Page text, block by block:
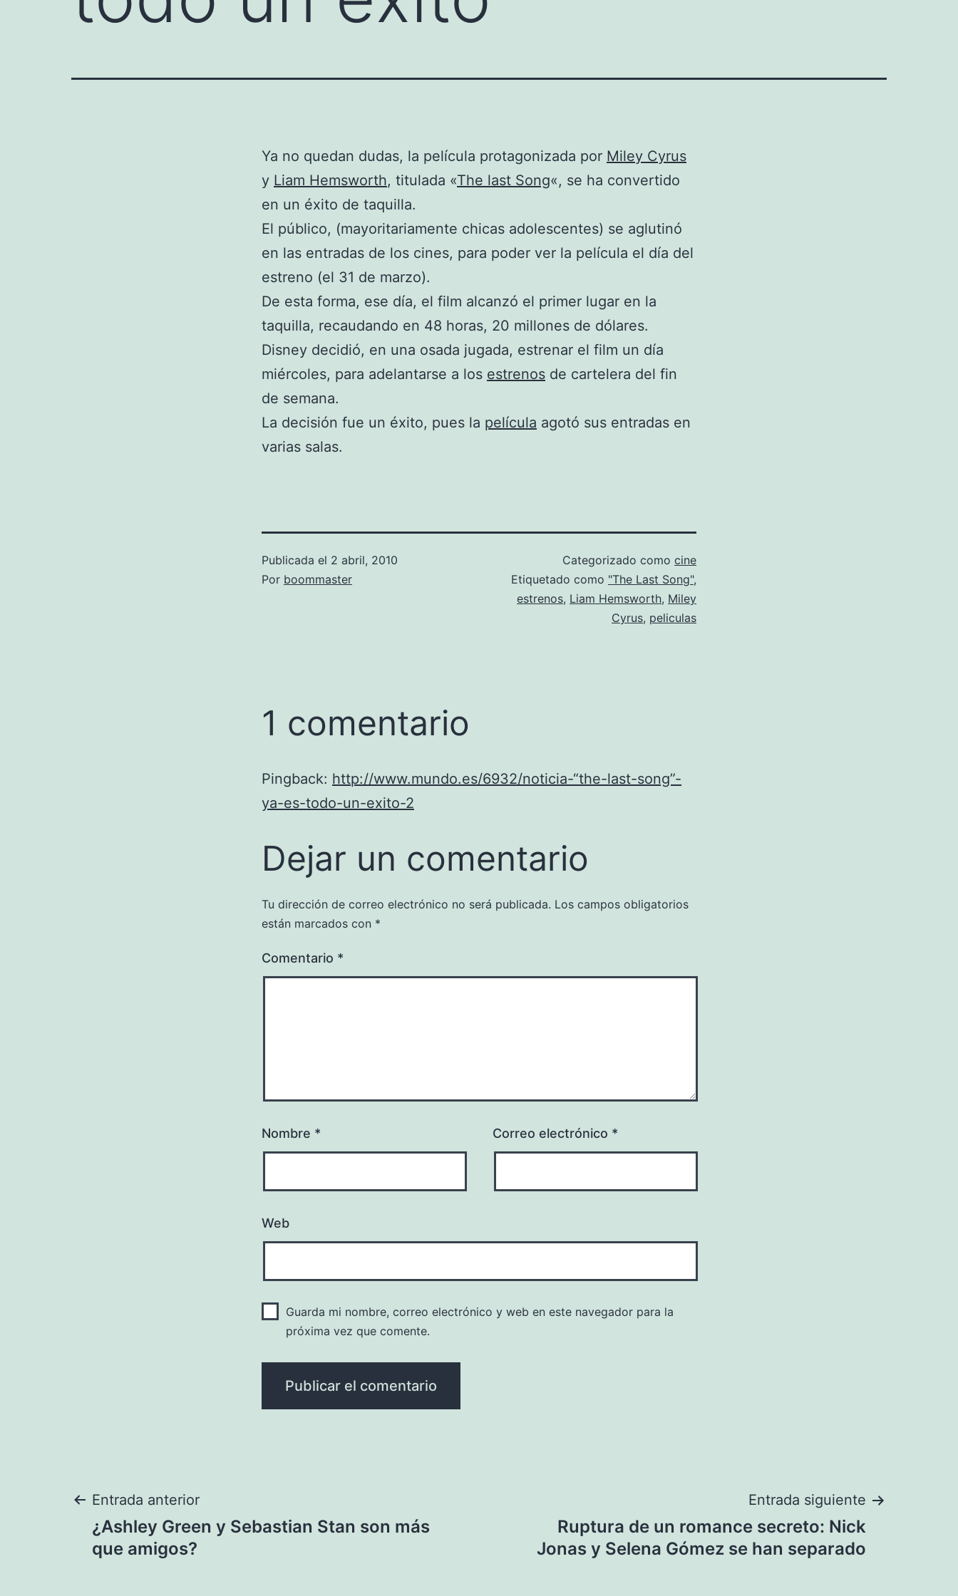
Ya no quedan dudas, la película protagonizada por Miley Cyrus
y Liam Hemsworth, titulada «The last Song«, se ha convertido
en un éxito de taquilla.
El público, (mayoritariamente chicas adolescentes) se aglutinó
en las entradas de los cines, para poder ver la película el día del
estreno (el 31 de marzo).
De esta forma, ese día, el film alcanzó el primer lugar en la
taquilla, recaudando en 48 horas, 20 millones de dólares.
Disney decidió, en una osada jugada, estrenar el film un día
miércoles, para adelantarse a los estrenos de cartelera del fin
de semana.
La decisión fue un éxito, pues la película agotó sus entradas en
varias salas.
Publicada el 2 abril, 2010
Por boommaster
Categorizado como cine
Etiquetado como "The Last Song",
estrenos, Liam Hemsworth, Miley
Cyrus, peliculas
1 comentario
Pingback: http://www.mundo.es/6932/noticia-“the-last-song”-
ya-es-todo-un-exito-2
Dejar un comentario
Tu dirección de correo electrónico no será publicada. Los campos obligatorios
están marcados con *
Comentario *
Nombre * Correo electrónico *
Web
Guarda mi nombre, correo electrónico y web en este navegador para la
próxima vez que comente.
Navegación
de
Entrada anterior
¿Ashley Green y Sebastian Stan son más
que amigos?
Entrada siguiente
Ruptura de un romance secreto: Nick
Jonas y Selena Gómez se han separado